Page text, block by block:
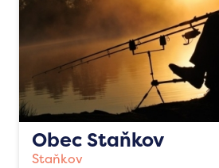
Obec Staňkov
Staňkov